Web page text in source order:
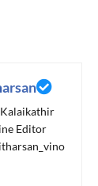
Editor